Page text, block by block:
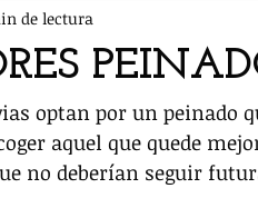
de lectura
optan por un peinado
aquel que quede
no deberían seguir